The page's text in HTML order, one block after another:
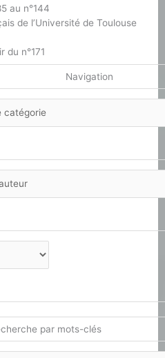
au n°144
de l’Université de Toulouse
du n°171
Navigation
par mots-clés